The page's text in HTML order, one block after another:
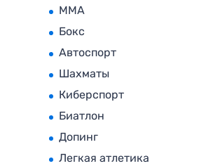
MMA
Бокс
Автоспорт
Шахматы
Киберспорт
Биатлон
Допинг
Легкая атлетика